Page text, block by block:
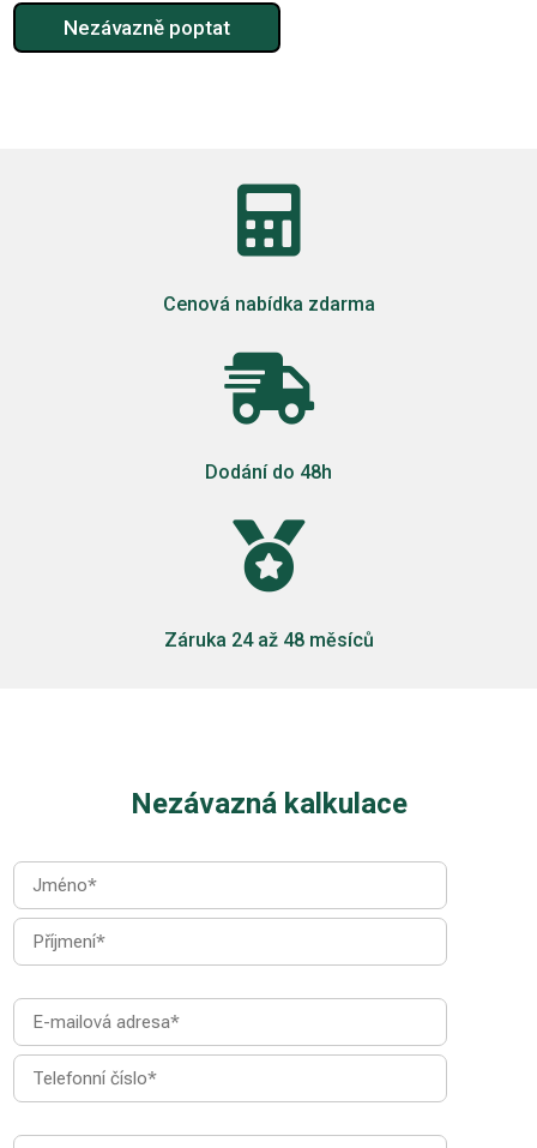
Nezávazně poptat

Cenová nabídka zdarma

Dodání do 48h

Záruka 24 až 48 měsíců
Nezávazná kalkulace